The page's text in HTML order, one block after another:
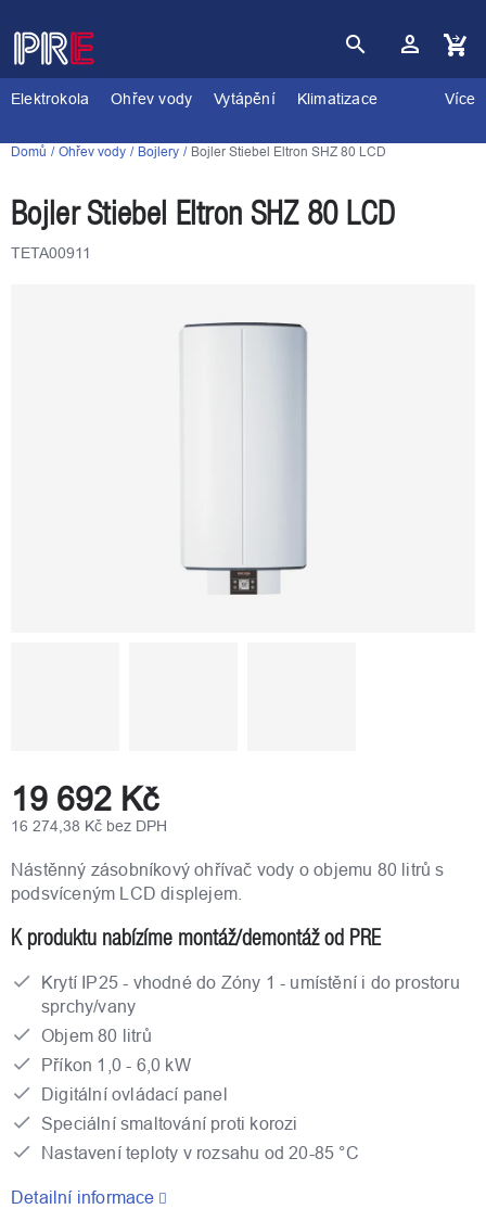
na
obsah
Nákupní
košík
Elektrokola
Ohřev vody Vytápění Klimatizace Více
Domů Ohřev vody Bojlery Bojler Stiebel Eltron SHZ 80 LCD
Bojler Stiebel Eltron SHZ 80 LCD
TETA00911
19 692 Kč
16 274,38 Kč bez DPH
cena:
Nástěnný zásobníkový ohřívač vody o objemu 80 litrů s
podsvíceným LCD displejem.
K produktu nabízíme montáž/demontáž od PRE
Krytí IP25 - vhodné do Zóny 1 - umístění i do prostoru
sprchy/vany
Objem 80 litrů
Příkon 1,0 - 6,0 kW
Digitální ovládací panel
Speciální smaltování proti korozi
Nastavení teploty v rozsahu od 20-85 °C
Detailní informace